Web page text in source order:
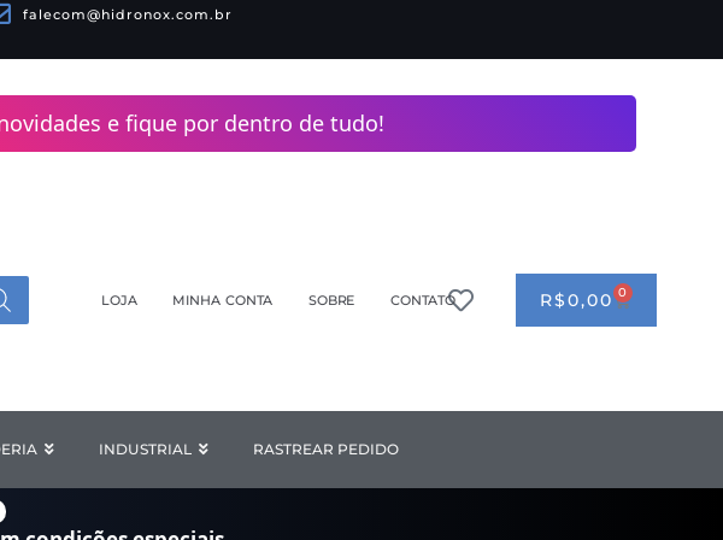
falecom@hidronox.com.br
e fique por dentro de tudo!
LOJA MINHA CONTA SOBRE CONTATO R$0,00 0 CART
Open LAVANDERIA
INDUSTRIAL Open INDUSTRIAL
RASTREAR PEDIDO